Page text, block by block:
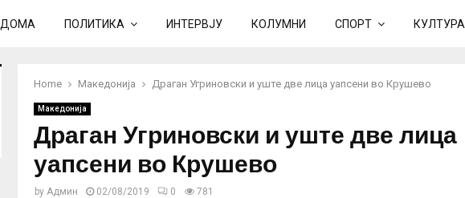
ДОМА ПОЛИТИКА ИНТЕРВЈУ КОЛУМНИ СПОРТ КУЛТУРА
Home Македонија Драган Угриновски и уште две лица уапсени во Крушево
Македонија
Драган Угриновски и уште две лица
уапсени во Крушево
by Админ 02/08/2019 0 781